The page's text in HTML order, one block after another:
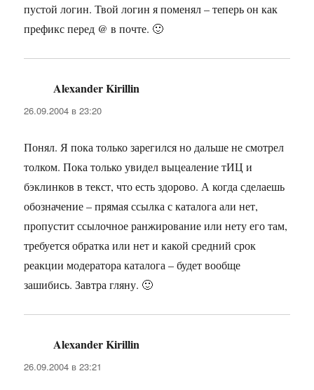
пустой логин. Твой логин я поменял – теперь он как
префикс перед @ в почте. 🙂
Alexander Kirillin
26.09.2004 в 23:20
Понял. Я пока только зарегился но дальше не смотрел
толком. Пока только увидел выцеаление тИЦ и
бэклинков в текст, что есть здорово. А когда сделаешь
обозначение – прямая ссылка с каталога али нет,
пропустит ссылочное ранжирование или нету его там,
требуется обратка или нет и какой средний срок
реакции модератора каталога – будет вообще
зашибись. Завтра гляну. 🙂
Alexander Kirillin
26.09.2004 в 23:21